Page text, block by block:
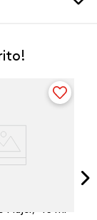
Mujer, 45 ml